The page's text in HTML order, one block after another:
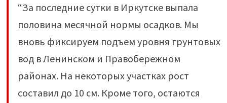
“За последние сутки в Иркутске выпала
половина месячной нормы осадков. Мы
вновь фиксируем подъем уровня грунтовых
вод в Ленинском и Правобережном
районах. На некоторых участках рост
составил до 10 см. Кроме того, остаются